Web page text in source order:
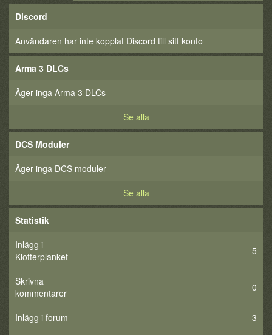
Discord
Användaren har inte kopplat Discord till sitt konto
Arma 3 DLCs
Äger inga Arma 3 DLCs
Se alla
DCS Moduler
Äger inga DCS moduler
Se alla
Statistik
Inlägg i
Klotterplanket
5
Skrivna
kommentarer
0
Inlägg i forum
3